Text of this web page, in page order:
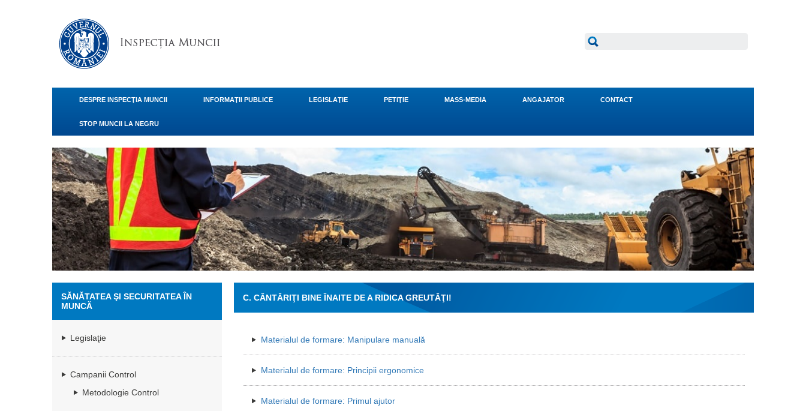
DESPRE INSPECŢIA MUNCII INFORMAŢII PUBLICE LEGISLAŢIE PETIŢIE MASS-MEDIA ANGAJATOR CONTACT
STOP MUNCII LA NEGRU
SĂNĂTATEA ŞI SECURITATEA ÎN
MUNCĂ
Legislaţie
Campanii Control
Metodologie Control
C. CÂNTĂRIŢI BINE ÎNAITE DE A RIDICA GREUTĂŢI!
Materialul de formare: Manipulare manuală
Materialul de formare: Principii ergonomice
Materialul de formare: Primul ajutor